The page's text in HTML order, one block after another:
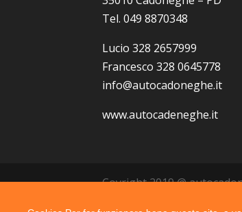
Tel. 049 8870348
Lucio 328 2657999
Francesco 328 0645778
info@autocadoneghe.it
www.autocadeneghe.it
Coyright 2019 @